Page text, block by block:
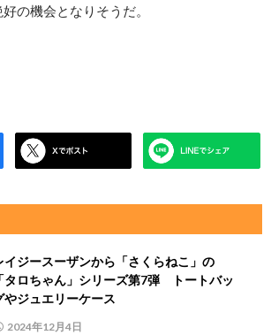
の機会となりそうだ。
イジースーザンから「さくらねこ」の
「タロちゃん」シリーズ第7弾 トートバッ
やジュエリーケース
2024年12月4日